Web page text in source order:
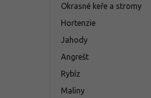
Okrasné keře a stromy
Hortenzie
Jahody
Angrešt
Rybíz
Maliny